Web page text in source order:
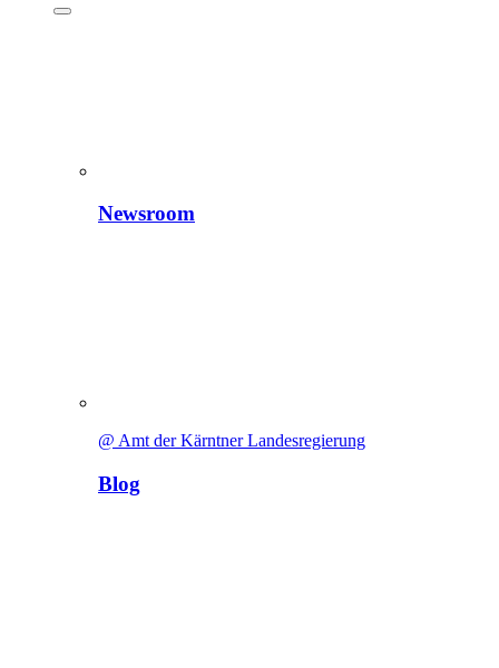
Newsroom
@ Amt der Kärntner Landesregierung
Blog